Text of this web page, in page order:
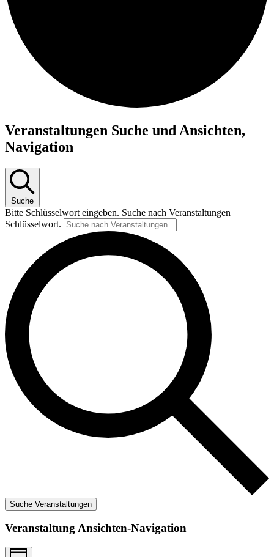
Veranstaltungen Suche und Ansichten,
Navigation
Suche
Bitte Schlüsselwort eingeben. Suche nach Veranstaltungen
Schlüsselwort.
Suche Veranstaltungen
Veranstaltung Ansichten-Navigation